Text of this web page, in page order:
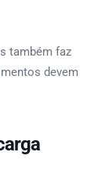
também faz
devem